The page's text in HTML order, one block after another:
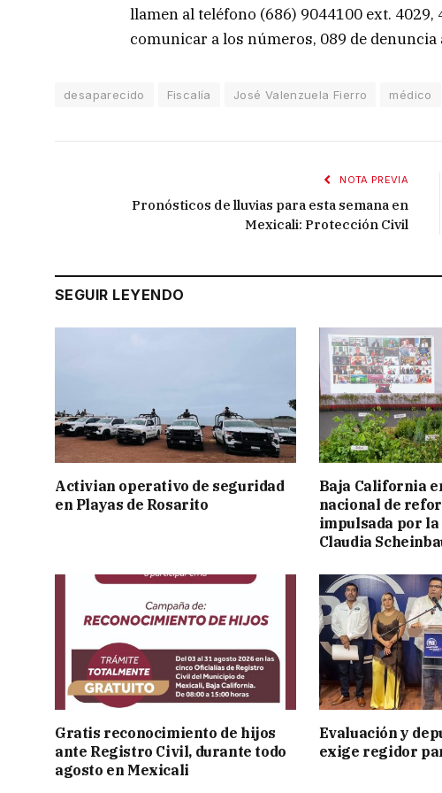
llamen al teléfono (686) 9044100 ext. 4029,
comunicar a los números, 089 de denuncia
desaparecido Fiscalía José Valenzuela Fierro médico
NOTA PREVIA
Pronósticos de lluvias para esta semana en
Mexicali: Protección Civil
SEGUIR LEYENDO
Activian operativo de seguridad
en Playas de Rosarito
Baja California
nacional de
impulsada por
Claudia
Gratis reconocimiento de hijos
ante Registro Civil, durante todo
agosto en Mexicali
Evaluación y
exige regidor